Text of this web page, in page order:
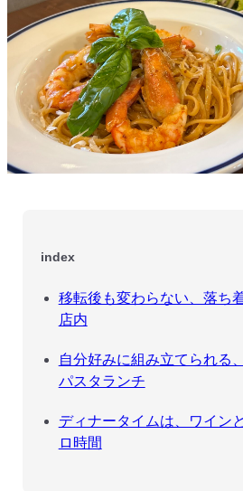
index
移転後も変わらない、落ち
店内
自分好みに組み立てられる
パスタランチ
ディナータイムは、ワイン
ロ時間